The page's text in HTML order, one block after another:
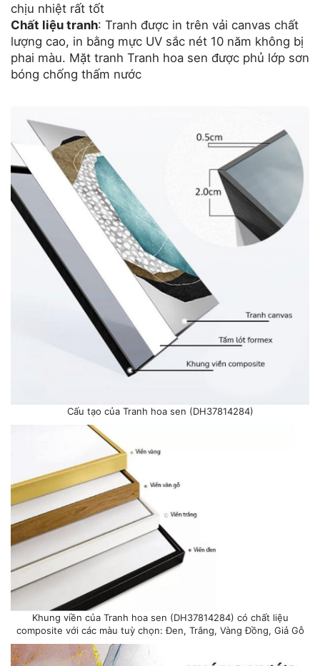
chịu nhiệt rất tốt
Chất liệu tranh: Tranh được in trên vải canvas chất
lượng cao, in bằng mực UV sắc nét 10 năm không bị
phai màu. Mặt tranh Tranh hoa sen được phủ lớp sơn
bóng chống thấm nước
Cấu tạo của Tranh hoa sen (DH37814284)
Khung viền của Tranh hoa sen (DH37814284) có chất liệu
composite với các màu tuỳ chọn: Đen, Trắng, Vàng Đồng, Giả Gỗ